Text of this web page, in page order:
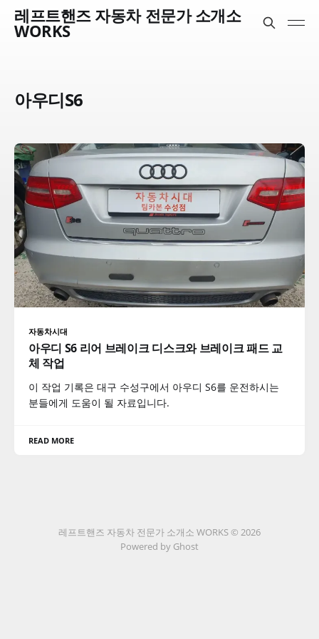
레프트핸즈 자동차 전문가 소개소
WORKS
아우디S6
자동차시대
아우디 S6 리어 브레이크 디스크와 브레이크 패드 교
체 작업
이 작업 기록은 대구 수성구에서 아우디 S6를 운전하시는
분들에게 도움이 될 자료입니다.
READ MORE
레프트핸즈 자동차 전문가 소개소 WORKS © 2026
Powered by Ghost